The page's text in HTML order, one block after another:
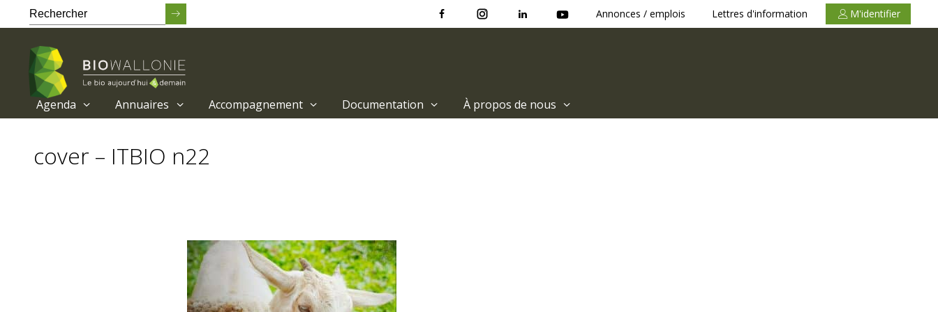
contenu
Annonces / emplois Lettres d'information M'identifier
Agenda Annuaires Accompagnement Documentation À propos de nous
cover – ITBIO n22